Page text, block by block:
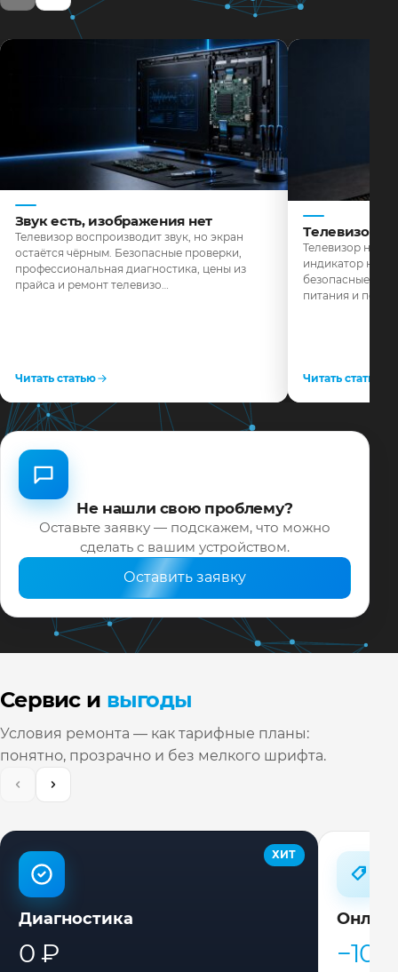
Звук есть, изображения нет
Телевизор воспроизводит звук, но экран
остаётся чёрным. Безопасные проверки,
профессиональная диагностика, цены из
прайса и ремонт телевизо…
Читать статью
Телевизор
Телевизор не
индикатор не
безопасные
питания и
Читать статью
Не нашли свою проблему?
Оставьте заявку — подскажем, что можно
сделать с вашим устройством.
Оставить заявку
Сервис и выгоды
Условия ремонта — как тарифные планы:
понятно, прозрачно и без мелкого шрифта.
ХИТ
Диагностика
0 ₽ −10%